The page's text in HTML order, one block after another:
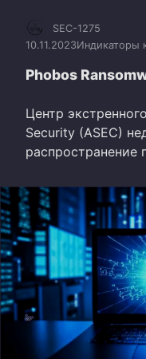
SEC-1275
10.11.2023Индикаторы
Phobos
Центр
Security (ASEC)